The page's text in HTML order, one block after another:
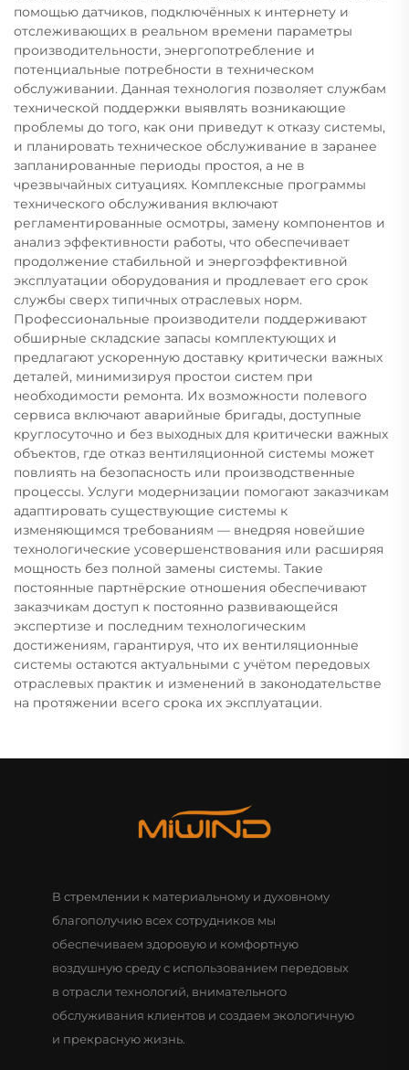
помощью датчиков, подключённых к интернету и
отслеживающих в реальном времени параметры
производительности, энергопотребление и
потенциальные потребности в техническом
обслуживании. Данная технология позволяет службам
технической поддержки выявлять возникающие
проблемы до того, как они приведут к отказу системы,
и планировать техническое обслуживание в заранее
запланированные периоды простоя, а не в
чрезвычайных ситуациях. Комплексные программы
технического обслуживания включают
регламентированные осмотры, замену компонентов и
анализ эффективности работы, что обеспечивает
продолжение стабильной и энергоэффективной
эксплуатации оборудования и продлевает его срок
службы сверх типичных отраслевых норм.
Профессиональные производители поддерживают
обширные складские запасы комплектующих и
предлагают ускоренную доставку критически важных
деталей, минимизируя простои систем при
необходимости ремонта. Их возможности полевого
сервиса включают аварийные бригады, доступные
круглосуточно и без выходных для критически важных
объектов, где отказ вентиляционной системы может
повлиять на безопасность или производственные
процессы. Услуги модернизации помогают заказчикам
адаптировать существующие системы к
изменяющимся требованиям — внедряя новейшие
технологические усовершенствования или расширяя
мощность без полной замены системы. Такие
постоянные партнёрские отношения обеспечивают
заказчикам доступ к постоянно развивающейся
экспертизе и последним технологическим
достижениям, гарантируя, что их вентиляционные
системы остаются актуальными с учётом передовых
отраслевых практик и изменений в законодательстве
на протяжении всего срока их эксплуатации.
В стремлении к материальному и духовному
благополучию всех сотрудников мы
обеспечиваем здоровую и комфортную
воздушную среду с использованием передовых
в отрасли технологий, внимательного
обслуживания клиентов и создаем экологичную
и прекрасную жизнь.